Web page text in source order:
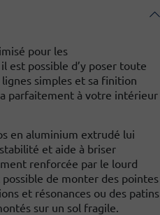
pour les
est possible d’y poser toute
simples et sa finition
parfaitement à votre intérieur
en aluminium extrudé lui
et aide à briser
renforcée par le lourd
de monter des pointes
et résonances ou des patins
sur un sol fragile.